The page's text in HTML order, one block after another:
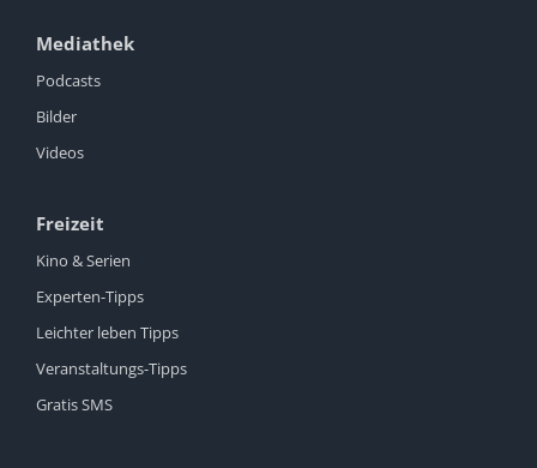
Mediathek
Podcasts
Bilder
Videos
Freizeit
Kino & Serien
Experten-Tipps
Leichter leben Tipps
Veranstaltungs-Tipps
Gratis SMS